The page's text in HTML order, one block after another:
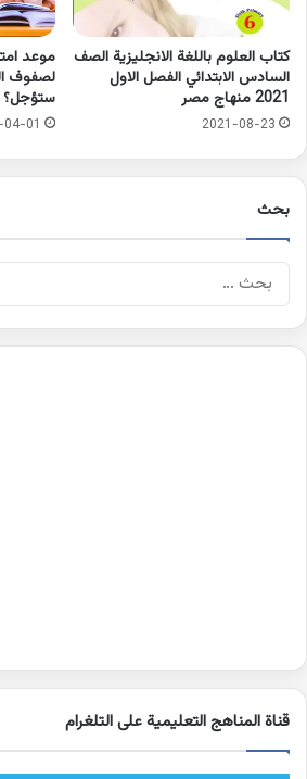
كتاب العلوم باللغة الانجليزية الصف
السادس الابتدائي الفصل الاول
2021 منهاج مصر
2021-08-23
لصفوف
ستؤجل؟
01
بحث
قناة المناهج التعليمية على التلغرام